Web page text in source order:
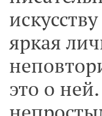
яркая
это о